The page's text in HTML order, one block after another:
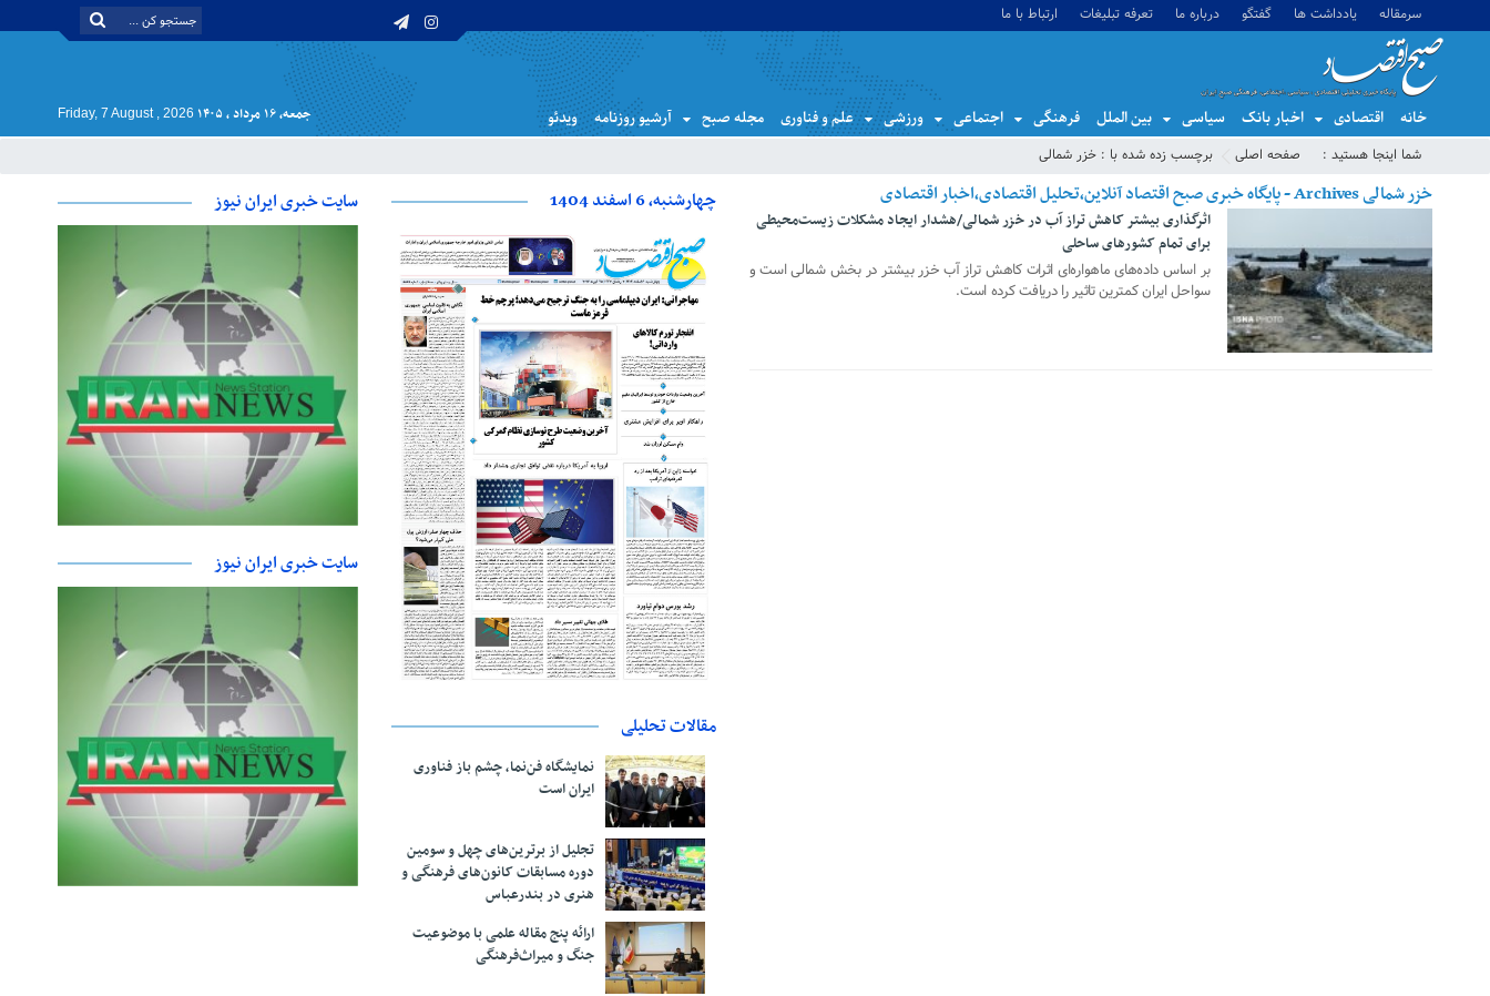
سرمقاله یادداشت ها گفتگو درباره ما تعرفه تبلیغات ارتباط با ما
خانه اقتصادی اخبار بانک سیاسی بین الملل فرهنگی اجتماعی ورزشی علم و فناوری مجله صبح آرشیو روزنامه ویدئو جمعه, ۱۶ مرداد , ۱۴۰۵ Friday, 7 August , 2026
شما اینجا هستید : صفحه اصلی برچسب زده شده با : خزر شمالی
خزر شمالی Archives - پایگاه خبری صبح اقتصاد آنلاین،تحلیل اقتصادی،اخبار اقتصادی
اثرگذاری بیشتر کاهش تراز آب در خزر شمالی/هشدار ایجاد مشکلات زیست‌محیطی
برای تمام کشورهای ساحلی
بر اساس داده‌های ماهواره‌ای اثرات کاهش تراز آب خزر بیشتر در بخش شمالی است و
سواحل ایران کمترین تاثیر را دریافت کرده است.
چهارشنبه، 6 اسفند 1404
مقالات تحلیلی
نمایشگاه فن‌نما، چشم باز فناوری
ایران است
تجلیل از بر‌ترین‌های چهل و سومین
دوره مسابقات کانون‌های فرهنگی و
هنری در بندرعباس
ارائه پنج مقاله علمی با موضوعیت
جنگ و میراث‌فرهنگی
سایت خبری ایران نیوز
سایت خبری ایران نیوز